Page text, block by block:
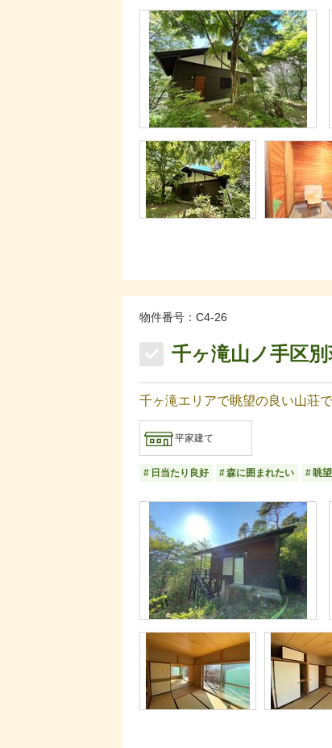
物件番号：C4-26
千ヶ滝山ノ手区
千ヶ滝エリアで眺望の良い山荘
平家建て
日当たり良好 森に囲まれたい 眺